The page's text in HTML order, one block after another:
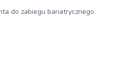
do zabiegu bariatrycznego.